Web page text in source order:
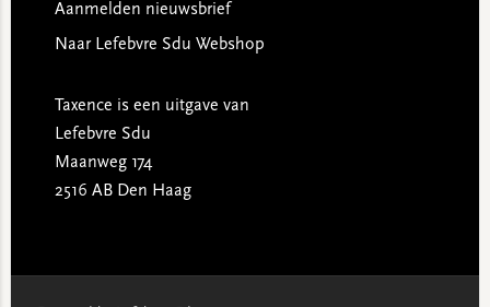
Aanmelden nieuwsbrief
Naar Lefebvre Sdu Webshop
Taxence is een uitgave van
Lefebvre Sdu
Maanweg 174
2516 AB Den Haag